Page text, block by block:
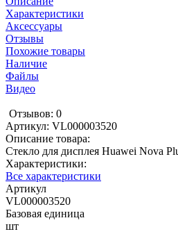
Характеристики
Аксессуары
Отзывы
Похожие товары
Наличие
Файлы
Видео
Отзывов: 0
Артикул: VL000003520
Описание товара:
Стекло для дисплея Huawei Nova
Характеристики:
Все характеристики
Артикул
VL000003520
Базовая единица
шт